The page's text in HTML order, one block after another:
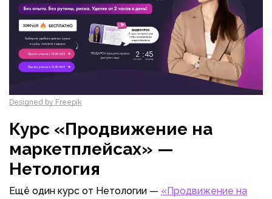
Designed by Freepik
Курс «Продвижение на
маркетплейсах» —
Нетология
Ещё один курс от Нетологии — «Продвижение на